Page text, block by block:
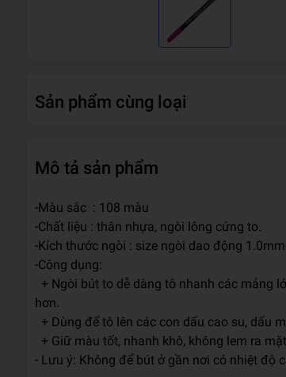
Sản phẩm cùng loại
Mô tả sản phẩm
-Màu sắc : 108 màu
-Chất liệu : thân nhựa, ngòi lông cứng to.
-Kích thước ngòi : size ngòi dao động
-Công dụng:
+ Ngòi bút to dễ dàng tô nhanh các mảng
hơn.
+ Dùng để tô lên các con dấu cao su, dấu
+ Giữ màu tốt, nhanh khô, không lem ra
- Lưu ý: Không để bút ở gần nơi có nhiệt độ